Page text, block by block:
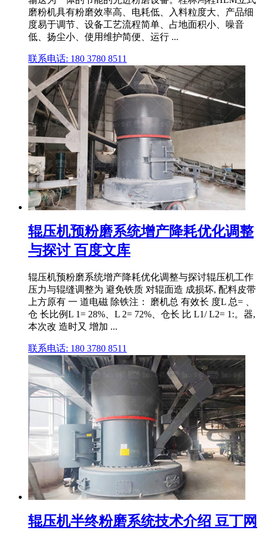
磨粉机具有粉磨效率高、电耗低、入料粒度大、产品细
度易于调节、设备工艺流程简单、占地面积小、噪音
低、扬尘小、使用维护简便、运行 ...
联系电话: 180 3780 8511
辊压机预粉磨系统增产降耗优化调整
与探讨 百度文库
辊压机预粉磨系统增产降耗优化调整与探讨辊压机工作
压力与辊缝调整为 避免铁质 对辊面造 成损坏, 配料皮带
上方原有 一 道电磁 除铁注： 磨机总 有效长 度L 总= 、
仓 长比例L 1= 28%、L 2= 72%、仓长 比 L1/ L2= 1:。器,
本次改 造时又 增加 ...
联系电话: 180 3780 8511
辊压机半终粉磨系统技术介绍 豆丁网